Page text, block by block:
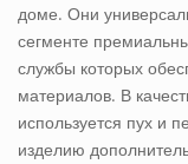
доме. Они
сегменте
службы которых
материалов. В
используется пух и
изделию